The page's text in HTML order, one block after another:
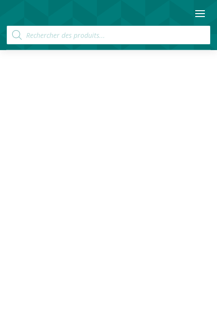
Recherche
de
produits